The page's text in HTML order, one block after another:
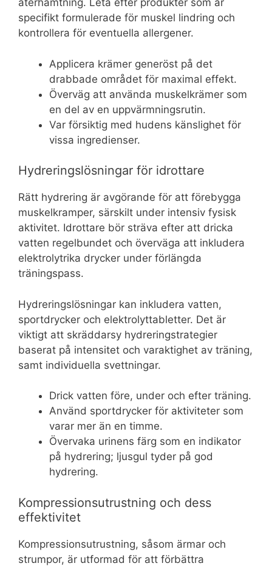
återhämtning. Leta efter produkter som är
specifikt formulerade för muskel lindring och
kontrollera för eventuella allergener.
Applicera krämer generöst på det
drabbade området för maximal effekt.
Överväg att använda muskelkrämer som
en del av en uppvärmningsrutin.
Var försiktig med hudens känslighet för
vissa ingredienser.
Hydreringslösningar för idrottare
Rätt hydrering är avgörande för att förebygga
muskelkramper, särskilt under intensiv fysisk
aktivitet. Idrottare bör sträva efter att dricka
vatten regelbundet och överväga att inkludera
elektrolytrika drycker under förlängda
träningspass.
Hydreringslösningar kan inkludera vatten,
sportdrycker och elektrolyttabletter. Det är
viktigt att skräddarsy hydreringstrategier
baserat på intensitet och varaktighet av träning,
samt individuella svettningar.
Drick vatten före, under och efter träning.
Använd sportdrycker för aktiviteter som
varar mer än en timme.
Övervaka urinens färg som en indikator
på hydrering; ljusgul tyder på god
hydrering.
Kompressionsutrustning och dess
effektivitet
Kompressionsutrustning, såsom ärmar och
strumpor, är utformad för att förbättra